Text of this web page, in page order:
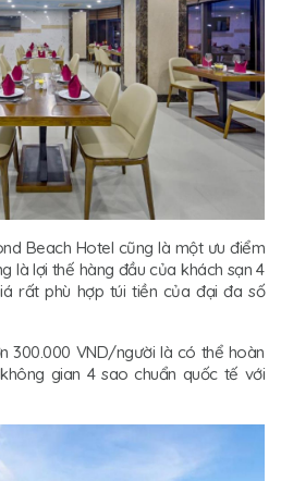
Beach Hotel cũng là một ưu điểm
là lợi thế hàng đầu của khách sạn 4
rất phù hợp túi tiền của đại đa số
300.000 VND/người là có thể hoàn
gian 4 sao chuẩn quốc tế với